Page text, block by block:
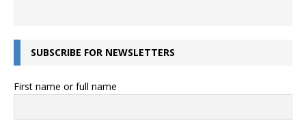
SUBSCRIBE FOR NEWSLETTERS
First name or full name